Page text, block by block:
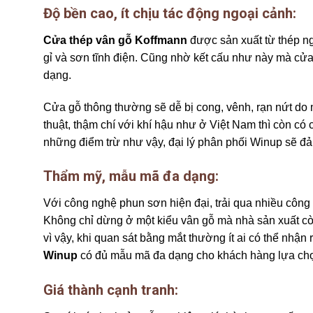
Độ bền cao, ít chịu tác động ngoại cảnh:
Cửa thép vân gỗ Koffmann được sản xuất từ thép
gỉ và sơn tĩnh điện. Cũng nhờ kết cấu như này mà
dạng.
Cửa gỗ thông thường sẽ dễ bị cong, vênh, rạn nứt
thuật, thậm chí với khí hậu như ở Việt Nam thì còn có
những điểm trừ như vậy, đại lý phân phối Winup sẽ
Thẩm mỹ, mẫu mã đa dạng:
Với công nghệ phun sơn hiện đại, trải qua nhiều
Không chỉ dừng ở một kiểu vân gỗ mà nhà sản xuất
vì vậy, khi quan sát bằng mắt thường ít ai có thể
Winup có đủ mẫu mã đa dạng cho khách hàng lựa
Giá thành cạnh tranh: